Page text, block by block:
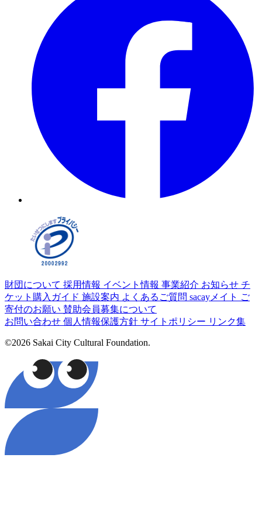
財団について 採用情報 イベント情報 事業紹介 お知らせ チ
ケット購入ガイド 施設案内 よくあるご質問 sacayメイト ご
寄付のお願い 賛助会員募集について
お問い合わせ 個人情報保護方針 サイトポリシー リンク集
©2026 Sakai City Cultural Foundation.